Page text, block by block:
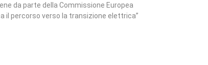
da parte della Commissione Europea
il percorso verso la transizione elettrica”